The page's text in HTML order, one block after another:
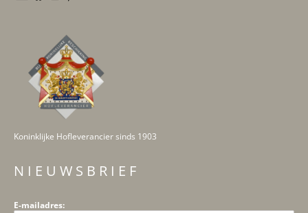
Koninklijke Hofleverancier sinds 1903
N I E U W S B R I E F
E-mailadres: